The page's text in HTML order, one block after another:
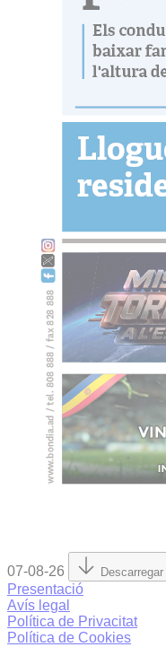
07-08-26
Presentació
Avís legal
Política de Privacitat
Política de Cookies